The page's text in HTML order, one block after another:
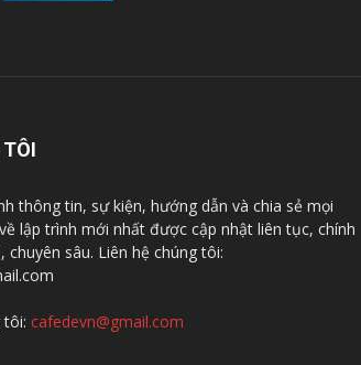
thông tin, sự kiện, hướng dẫn và chia sẻ mọi
lập trình mới nhất được cập nhật liên tục, chính
chuyên sâu. Liên hệ chúng tôi:
tôi: cafedevn@gmail.com